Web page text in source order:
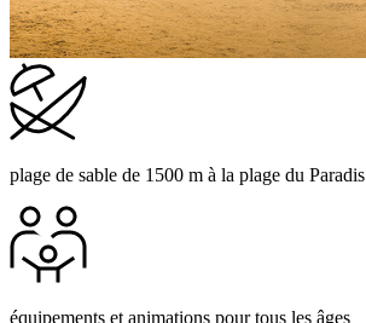
plage de sable de 1500 m à la plage du Paradis
équipements et animations pour tous les âges